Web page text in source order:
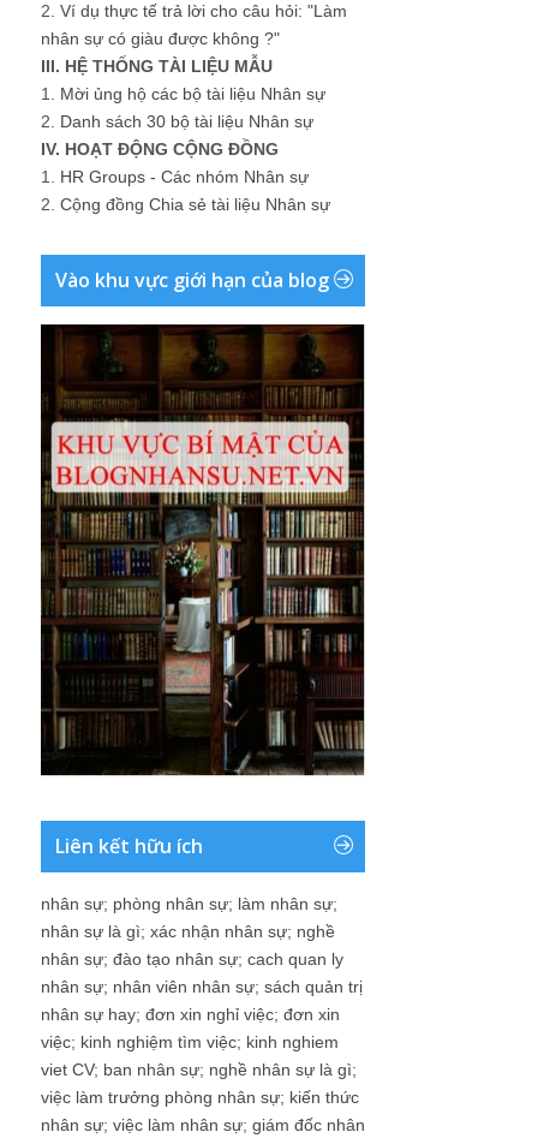
2. Ví dụ thực tế trả lời cho câu hỏi: "Làm
nhân sự có giàu được không ?"
III. HỆ THỐNG TÀI LIỆU MẪU
1. Mời ủng hộ các bộ tài liệu Nhân sự
2. Danh sách 30 bộ tài liệu Nhân sự
IV. HOẠT ĐỘNG CỘNG ĐỒNG
1. HR Groups - Các nhóm Nhân sự
2. Cộng đồng Chia sẻ tài liệu Nhân sự
Vào khu vực giới hạn của blog
Liên kết hữu ích
nhân sự; phòng nhân sự; làm nhân sự;
nhân sự là gì; xác nhận nhân sự; nghề
nhân sự; đào tạo nhân sự; cach quan ly
nhân sự; nhân viên nhân sự; sách quản trị
nhân sự hay; đơn xin nghỉ việc; đơn xin
việc; kinh nghiệm tìm việc; kinh nghiem
viet CV; ban nhân sự; nghề nhân sự là gì;
việc làm trưởng phòng nhân sự; kiến thức
nhân sự; việc làm nhân sự; giám đốc nhân